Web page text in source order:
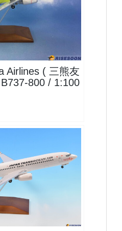
Airlines ( 三熊友
800 / 1:100